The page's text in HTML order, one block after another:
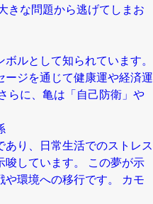
きな問題から逃げてしまお
ルとして知られています。
ジを通じて健康運や経済運
らに、亀は「自己防衛」や
あり、日常生活でのストレス
唆しています。 この夢が示
環境への移行です。 カモ